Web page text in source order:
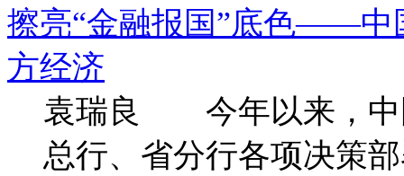
擦亮“金融报国”底色——中
方经济
袁瑞良 今年以来，中
总行、省分行各项决策